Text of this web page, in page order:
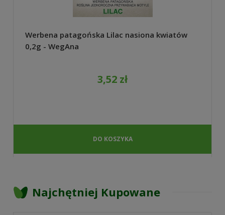
Werbena patagońska Lilac nasiona kwiatów
0,2g - WegAna
3,52 zł
DO KOSZYKA
Najchętniej Kupowane